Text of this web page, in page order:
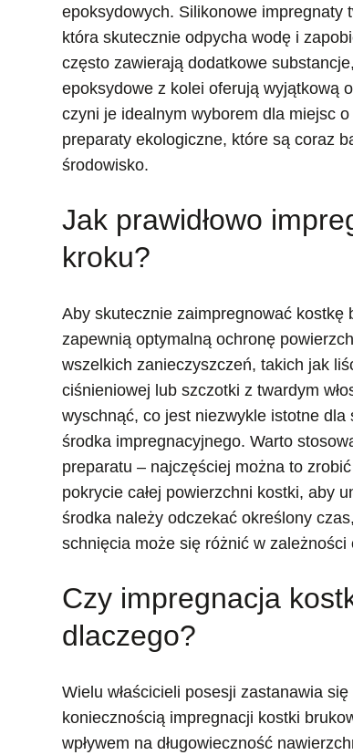
epoksydowych. Silikonowe impregnaty
która skutecznie odpycha wodę i
często zawierają dodatkowe
epoksydowe z kolei oferują wyjątkową
czyni je idealnym wyborem dla miejsc
preparaty ekologiczne, które są coraz
środowisko.
Jak prawidłowo
kroku?
Aby skutecznie zaimpregnować
zapewnią optymalną ochronę
wszelkich zanieczyszczeń, takich jak
ciśnieniowej lub szczotki z twardym
wyschnąć, co jest niezwykle istotne
środka impregnacyjnego. Warto
preparatu – najczęściej można to
pokrycie całej powierzchni kostki, aby
środka należy odczekać określony
schnięcia może się różnić w
Czy impregnacja
dlaczego?
Wielu właścicieli posesji zastanawia się
koniecznością impregnacji kostki
wpływem na długowieczność